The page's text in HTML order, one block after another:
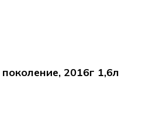
2016г 1,6л